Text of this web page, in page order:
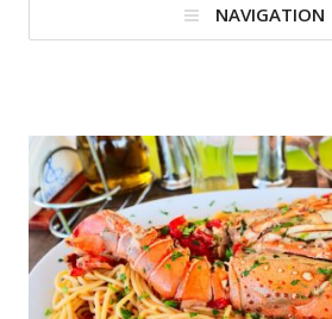
NAVIGATION